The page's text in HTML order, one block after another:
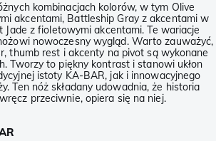
kombinacjach kolorów, w tym Olive
akcentami, Battleship Gray z akcentami w
Jade z fioletowymi akcentami. Te wariacje
nowoczesny wygląd. Warto zauważyć,
thumb rest i akcenty na pivot są wykonane
Tworzy to piękny kontrast i stanowi ukłon
istoty KA-BAR, jak i innowacyjnego
Ten nóż składany udowadnia, że historia
przeciwnie, opiera się na niej.